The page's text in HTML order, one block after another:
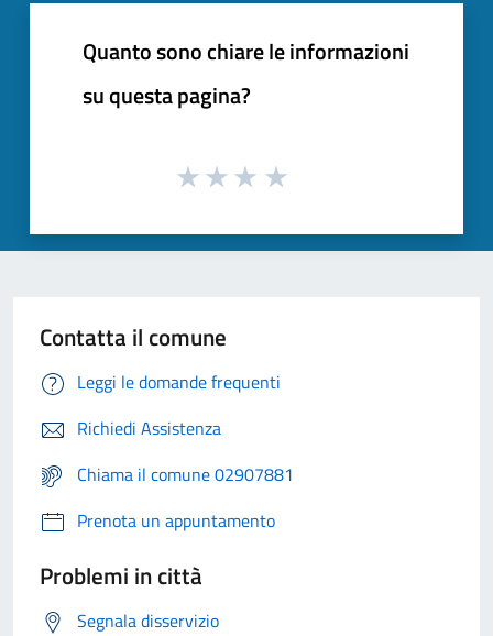
Quanto sono chiare le informazioni
su questa pagina?
Contatta il comune
Leggi le domande frequenti
Richiedi Assistenza
Chiama il comune 02907881
Prenota un appuntamento
Problemi in città
Segnala disservizio